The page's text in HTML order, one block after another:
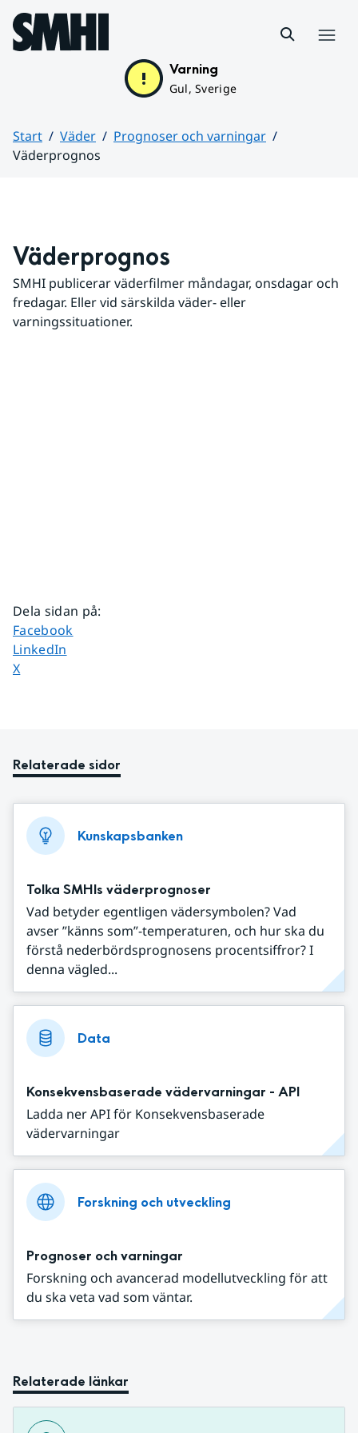
Hoppa till sidans innehåll
Varning
Gul, Sverige
Start Väder
Prognoser och varningar
Väderprognos
Väderprognos
SMHI publicerar väderfilmer måndagar, onsdagar och
fredagar. Eller vid särskilda väder- eller
varningssituationer.
Dela sidan på:
Dela sidan på
Facebook
Dela sidan på
LinkedIn
Dela sidan på
X
Relaterade sidor
Kunskapsbanken
Tolka SMHIs väderprognoser
Vad betyder egentligen vädersymbolen? Vad
avser ”känns som”-temperaturen, och hur ska du
förstå nederbördsprognosens procentsiffror? I
denna vägled...
Data
Konsekvensbaserade vädervarningar - API
Ladda ner API för Konsekvensbaserade
vädervarningar
Forskning och utveckling
Prognoser och varningar
Forskning och avancerad modellutveckling för att
du ska veta vad som väntar.
Relaterade länkar